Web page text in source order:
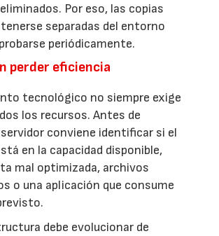
Por eso, las copias
separadas del entorno
periódicamente.
perder eficiencia
tecnológico no siempre exige
los recursos. Antes de
conviene identificar si el
en la capacidad disponible,
mal optimizada, archivos
o una aplicación que consume
debe evolucionar de